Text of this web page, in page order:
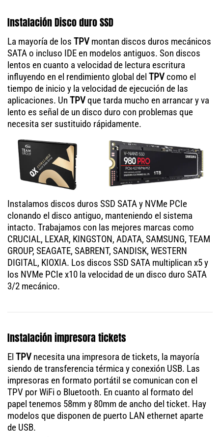
Instalación Disco duro SSD
La mayoría de los TPV montan discos duros mecánicos
SATA o incluso IDE en modelos antiguos. Son discos
lentos en cuanto a velocidad de lectura escritura
influyendo en el rendimiento global del TPV como el
tiempo de inicio y la velocidad de ejecución de las
aplicaciones. Un TPVque tarda mucho en arrancar y va
lento es señal de un disco duro con problemas que
necesita ser sustituido rápidamente.
Instalamos discos duros SSD SATA y NVMe PCIe
clonando el disco antiguo, manteniendo el sistema
intacto. Trabajamos con las mejores marcas como
CRUCIAL, LEXAR, KINGSTON, ADATA, SAMSUNG, TEAM
GROUP, SEAGATE, SABRENT, SANDISK, WESTERN
DIGITAL, KIOXIA. Los discos SSD SATA multiplican x5 y
los NVMe PCIe x10 la velocidad de un disco duro SATA
3/2 mecánico.
Instalación impresora tickets
El TPV necesita una impresora de tickets, la mayoría
siendo de transferencia térmica y conexión USB. Las
impresoras en formato portátil se comunican con el
TPV por WiFi o Bluetooth. En cuanto al formato del
papel tenemos 58mm y 80mm de ancho del ticket. Hay
modelos que disponen de puerto LAN ethernet aparte
de USB.